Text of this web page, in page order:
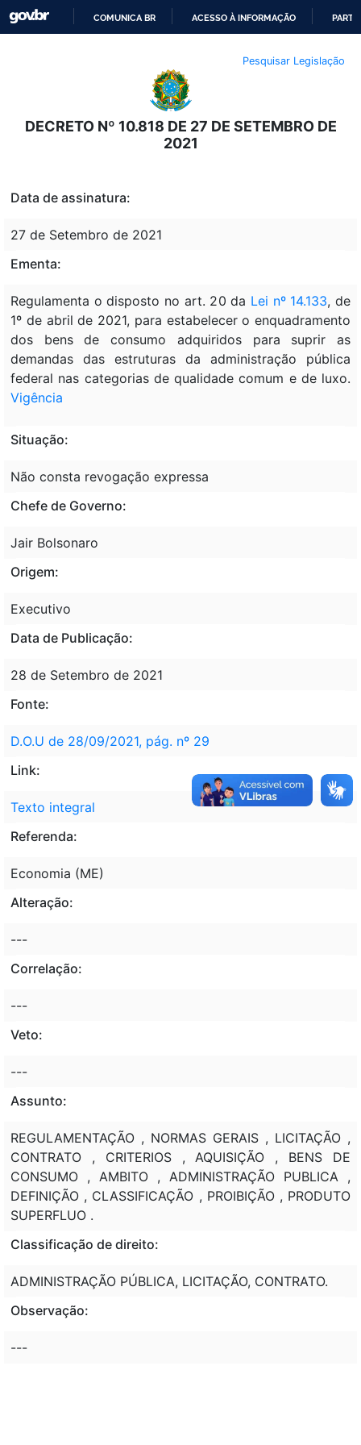
O
CONTEÚDO
COMUNICA BR ACESSO À INFORMAÇÃO
Pesquisar Legislação
DECRETO Nº 10.818 DE 27 DE SETEMBRO DE
2021
Data de assinatura:
27 de Setembro de 2021
Ementa:
Regulamenta o disposto no art. 20 da Lei nº 14.133, de
1º de abril de 2021, para estabelecer o enquadramento
dos bens de consumo adquiridos para suprir as
demandas das estruturas da administração pública
federal nas categorias de qualidade comum e de luxo.
Vigência
Situação:
Não consta revogação expressa
Chefe de Governo:
Jair Bolsonaro
Origem:
Executivo
Data de Publicação:
28 de Setembro de 2021
Fonte:
D.O.U de 28/09/2021, pág. nº 29
Link:
Texto integral
Referenda:
Economia (ME)
Alteração:
---
Correlação:
---
Veto:
---
Assunto:
REGULAMENTAÇÃO , NORMAS GERAIS , LICITAÇÃO ,
CONTRATO , CRITERIOS , AQUISIÇÃO , BENS DE
CONSUMO , AMBITO , ADMINISTRAÇÃO PUBLICA ,
DEFINIÇÃO , CLASSIFICAÇÃO , PROIBIÇÃO , PRODUTO
SUPERFLUO .
Classificação de direito:
ADMINISTRAÇÃO PÚBLICA, LICITAÇÃO, CONTRATO.
Observação:
---